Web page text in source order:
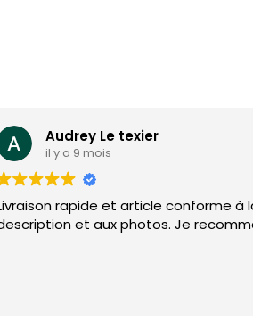
Audrey Le texier
il y a 9 mois
rapide et article conforme à
et aux photos. Je